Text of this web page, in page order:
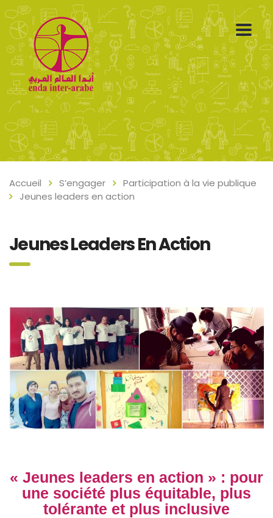
Accueil S’engager
Participation à la vie publique
Jeunes leaders en action
Jeunes Leaders En Action
« Jeunes leaders en action » : pour
une société plus équitable, plus
tolérante et plus inclusive